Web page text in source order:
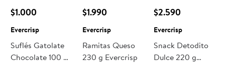
$1.000
Evercrisp
Suflés Gatolate
Chocolate 100 g
$1.990
Evercrisp
Ramitas Queso
230 g Evercrisp
$2.590
Evercrisp
Snack Detodito
Dulce 220 g